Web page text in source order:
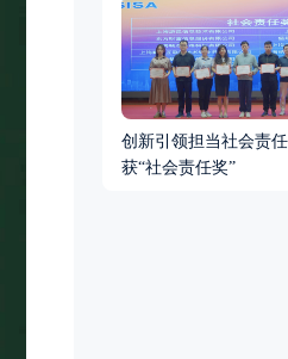
创新引领担当社会责
获“社会责任奖”